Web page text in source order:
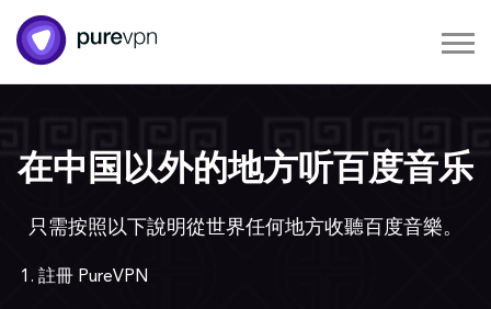
在中国以外的地方听百度音乐
只需按照以下說明從世界任何地方收聽百度音樂。
註冊 PureVPN